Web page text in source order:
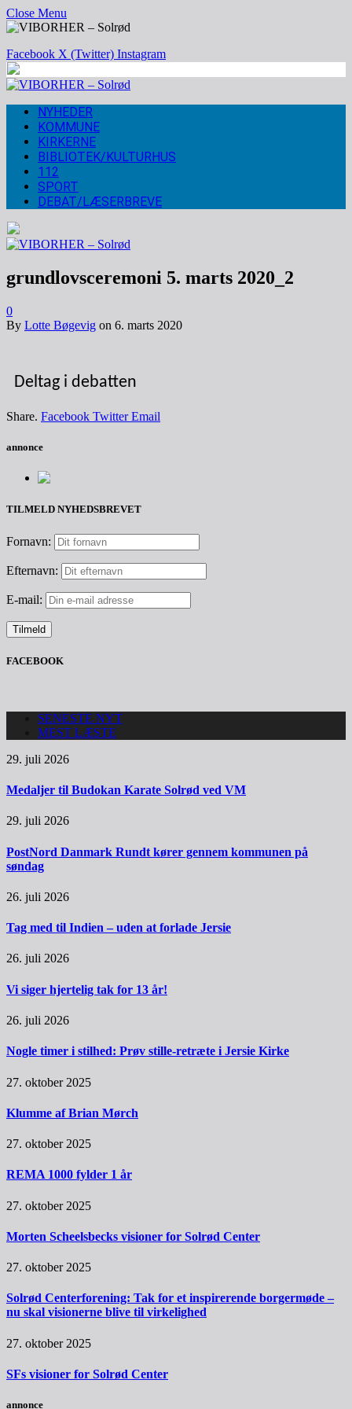
Close Menu
Facebook X (Twitter) Instagram
NYHEDER
KOMMUNE
KIRKERNE
BIBLIOTEK/KULTURHUS
112
SPORT
DEBAT/LÆSERBREVE
grundlovsceremoni 5. marts 2020_2
0
By Lotte Bøgevig on 6. marts 2020
Deltag i debatten
Share. Facebook Twitter Email
annonce
TILMELD NYHEDSBREVET
Fornavn:
Efternavn:
E-mail:
FACEBOOK
SENESTE NYT
MEST LÆSTE
29. juli 2026
Medaljer til Budokan Karate Solrød ved VM
29. juli 2026
PostNord Danmark Rundt kører gennem kommunen på
søndag
26. juli 2026
Tag med til Indien – uden at forlade Jersie
26. juli 2026
Vi siger hjertelig tak for 13 år!
26. juli 2026
Nogle timer i stilhed: Prøv stille-retræte i Jersie Kirke
27. oktober 2025
Klumme af Brian Mørch
27. oktober 2025
REMA 1000 fylder 1 år
27. oktober 2025
Morten Scheelsbecks visioner for Solrød Center
27. oktober 2025
Solrød Centerforening: Tak for et inspirerende borgermøde –
nu skal visionerne blive til virkelighed
27. oktober 2025
SFs visioner for Solrød Center
annonce